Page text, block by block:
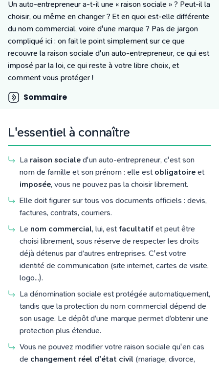
Statut auto-entrepreneur
Programmes de Formation
L’académie
Tarifs
Blog
Un auto-entrepreneur a-t-il une « raison sociale » ? Peut-il la
choisir, ou même en changer ? Et en quoi est-elle différente
du nom commercial, voire d'une marque ? Pas de jargon
compliqué ici : on fait le point simplement sur ce que
recouvre la raison sociale d'un auto-entrepreneur, ce qui est
imposé par la loi, ce qui reste à votre libre choix, et
comment vous protéger !
Sommaire
L'essentiel à connaître
La raison sociale d'un auto-entrepreneur, c'est son
nom de famille et son prénom : elle est obligatoire et
imposée, vous ne pouvez pas la choisir librement.
Elle doit figurer sur tous vos documents officiels : devis,
factures, contrats, courriers.
Le nom commercial, lui, est facultatif et peut être
choisi librement, sous réserve de respecter les droits
déjà détenus par d’autres entreprises. C'est votre
identité de communication (site internet, cartes de visite,
logo...).
La dénomination sociale est protégée automatiquement,
tandis que la protection du nom commercial dépend de
son usage. Le dépôt d’une marque permet d’obtenir une
protection plus étendue.
Vous ne pouvez modifier votre raison sociale qu'en cas
de changement réel d'état civil (mariage, divorce,